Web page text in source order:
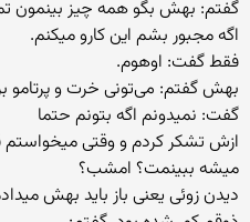
گفتم: بهش بگو همه چیز بینمون
اگه مجبور بشم این کارو میکنم.
فقط گفت: اوهوم.
بهش گفتم: می‌تونی خرت و پرتامو
گفت: نمیدونم اگه بتونم حتما
ازش تشکر کردم و وقتی
میشه ببینمت؟ امشب؟
دیدن زوئی یعنی باز باید بهش